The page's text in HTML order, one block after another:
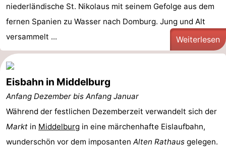
niederländische St. Nikolaus mit seinem Gefolge aus dem
fernen Spanien zu Wasser nach Domburg. Jung und Alt
versammelt ...
Weiterlesen
Eisbahn in Middelburg
Anfang Dezember bis Anfang Januar
Während der festlichen Dezemberzeit verwandelt sich der
Markt in Middelburg in eine märchenhafte Eislaufbahn,
wunderschön vor dem imposanten Alten Rathaus gelegen.